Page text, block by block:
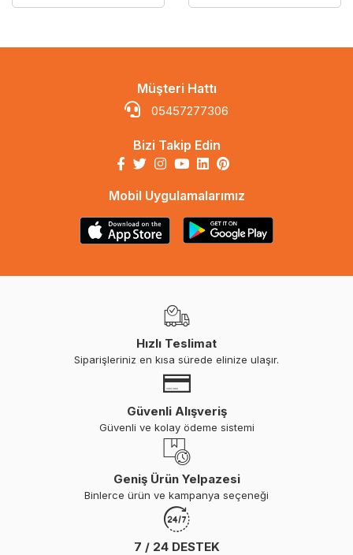
Müşteri Hattı
05457277306
Bizi Takip Edin
Mobil Uygulamalarımız
Hızlı Teslimat
Siparişleriniz en kısa sürede elinize ulaşır.
Güvenli Alışveriş
Güvenli ve kolay ödeme sistemi
Geniş Ürün Yelpazesi
Binlerce ürün ve kampanya seçeneği
7 / 24 DESTEK